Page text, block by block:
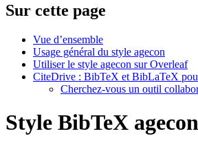
Sur cette page
Vue d’ensemble
Usage général du style agecon
Utiliser le style agecon sur Overleaf
CiteDrive : BibTeX et BibLaTeX
Cherchez-vous un outil
Style BibTeX